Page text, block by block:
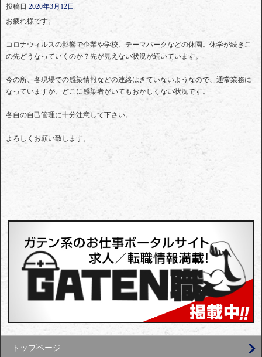
投稿日 2020年3月12日
お疲れ様です。
コロナウィルスの影響で企業や学校、テーマパークなどの休園。休学が続きこ
の先どうなっていくのか？先が見えない状況が続いています。
今の所、各現場での感染情報などの連絡はきていないようなので、通常業務に
なっていますが、どこに感染者がいてもおかしくない状況です。
各自の自己管理に十分注意して下さい。
よろしくお願い致します。
トップページ